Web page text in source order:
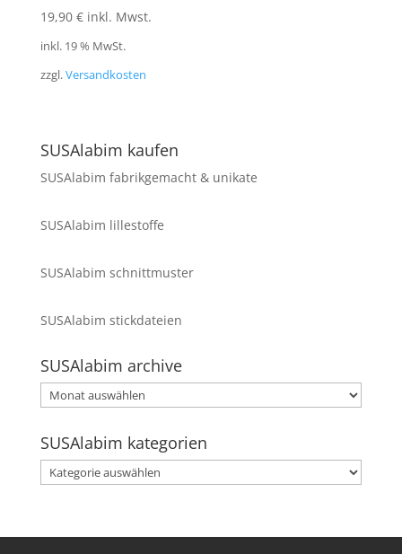
19,90 € inkl. Mwst.
inkl. 19 % MwSt.
zzgl.Versandkosten
SUSAlabim kaufen
SUSAlabim fabrikgemacht & unikate
SUSAlabim lillestoffe
SUSAlabim schnittmuster
SUSAlabim stickdateien
SUSAlabim archive
SUSAlabim
archive
SUSAlabim kategorien
SUSAlabim
kategorien